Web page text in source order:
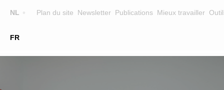
NL
FR
Plan du site Newsletter Publications Mieux travailler
Main